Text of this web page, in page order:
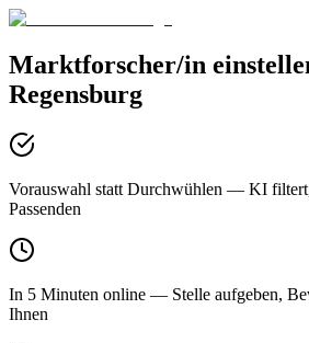
Marktforscher/in
Regensburg
Vorauswahl statt Durchwühlen — KI filtert,
Passenden
In 5 Minuten online — Stelle aufgeben,
Ihnen